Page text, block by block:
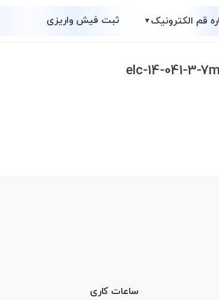
قم الکترونیک▼ ثبت فیش واریزی
elc-14-041-3-
ساعات کاری